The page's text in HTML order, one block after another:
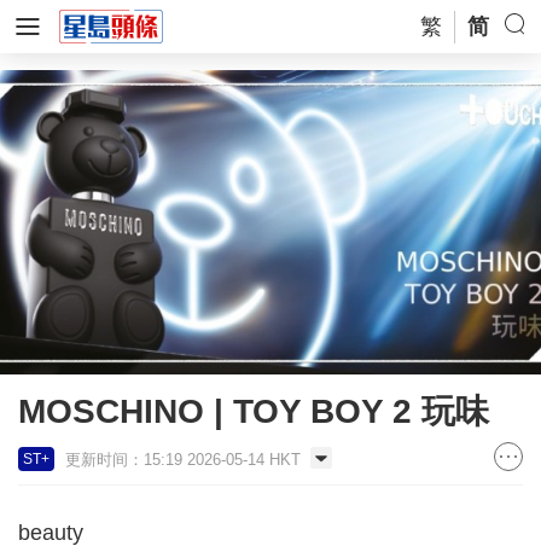
繁 简
MOSCHINO | TOY BOY 2 玩味
ST+ 更新时间：15:19 2026-05-14 HKT
beauty